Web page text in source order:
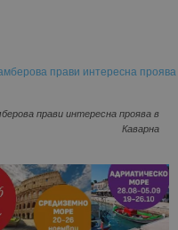
прави интересна проява в
Каварна